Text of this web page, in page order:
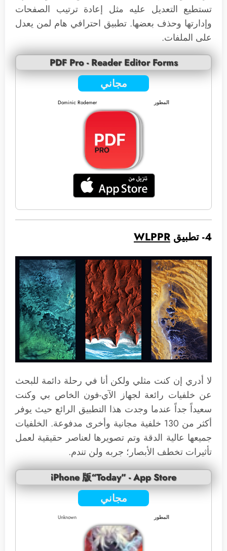
تستطيع التعديل عليه مثل إعادة ترتيب الصفحات
وإدارتها وحذف بعضها. تطبيق احترافي هام لمن يعدل
على الملفات.
PDF Pro - Reader Editor Forms
مجاني
المطور Dominic Rodemer
4- تطبيق WLPPR
لا أدري إن كنت مثلي ولكن أنا في رحلة دائمة للبحث
عن خلفيات رائعة لجهاز الآي-فون الخاص بي وكنت
سعيداً جداً عندما وجدت هذا التطبيق الرائع حيث يوفر
أكثر من 130 خلفية مجانية وأخرى مدفوعة. الخلفيات
جميعها عالية الدقة وتم تصويرها لعناصر حقيقية لعمل
تأثيرات تخطف الأبصار؛ جربه ولن تندم.
iPhone 版“Today” - App Store
مجاني
المطور Unknown